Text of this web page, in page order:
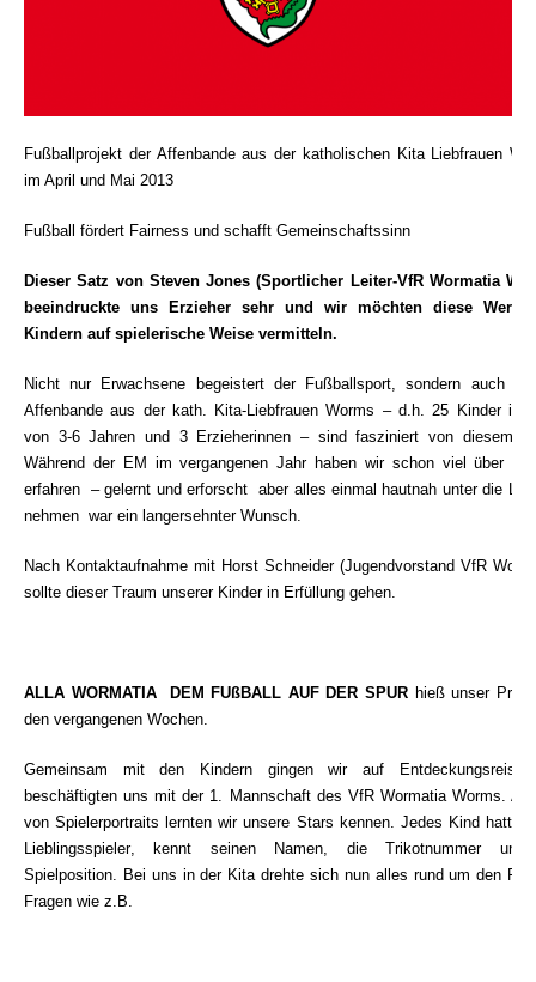
Fußballprojekt der Affenbande aus der katholischen Kita Liebfrauen
im April und Mai 2013
Fußball fördert Fairness und schafft Gemeinschaftssinn
Dieser Satz von Steven Jones (Sportlicher Leiter-VfR Wormatia
beeindruckte uns Erzieher sehr und wir möchten diese Werte
Kindern auf spielerische Weise vermitteln.
Nicht nur Erwachsene begeistert der Fußballsport, sondern auch
Affenbande aus der kath. Kita-Liebfrauen Worms – d.h. 25 Kinder im
von 3-6 Jahren und 3 Erzieherinnen – sind fasziniert von diesem
Während der EM im vergangenen Jahr haben wir schon viel über
erfahren – gelernt und erforscht  aber alles einmal hautnah unter die
nehmen war ein langersehnter Wunsch.
Nach Kontaktaufnahme mit Horst Schneider (Jugendvorstand VfR
sollte dieser Traum unserer Kinder in Erfüllung gehen.
ALLA WORMATIA  DEM FUßBALL AUF DER SPUR hieß unser
den vergangenen Wochen.
Gemeinsam mit den Kindern gingen wir auf Entdeckungsreise
beschäftigten uns mit der 1. Mannschaft des VfR Wormatia Worms.
von Spielerportraits lernten wir unsere Stars kennen. Jedes Kind hatte
Lieblingsspieler, kennt seinen Namen, die Trikotnummer
Spielposition. Bei uns in der Kita drehte sich nun alles rund um den
Fragen wie z.B.